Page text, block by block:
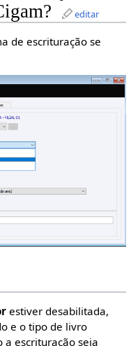
editar
de escrituração se
estiver desabilitada,
e o tipo de livro
a escrituração seja